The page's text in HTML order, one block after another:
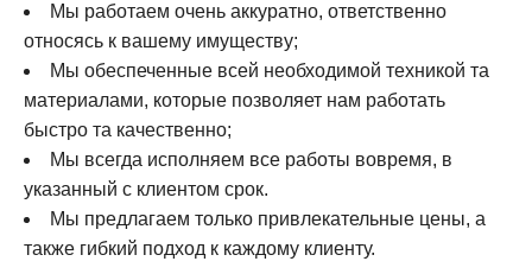
Мы работаем очень аккуратно, ответственно
относясь к вашему имуществу;
Мы обеспеченные всей необходимой техникой та
материалами, которые позволяет нам работать
быстро та качественно;
Мы всегда исполняем все работы вовремя, в
указанный с клиентом срок.
Мы предлагаем только привлекательные цены, а
также гибкий подход к каждому клиенту.